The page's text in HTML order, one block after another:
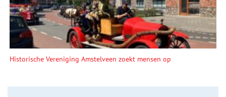
Historische Vereniging Amstelveen zoekt mensen op